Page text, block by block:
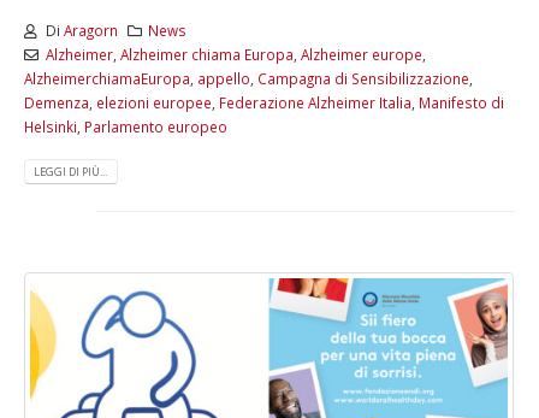
Di Aragorn
News
Alzheimer, Alzheimer chiama Europa, Alzheimer europe,
AlzheimerchiamaEuropa, appello, Campagna di Sensibilizzazione,
Demenza, elezioni europee, Federazione Alzheimer Italia, Manifesto di
Helsinki, Parlamento europeo
LEGGI DI PIÙ...